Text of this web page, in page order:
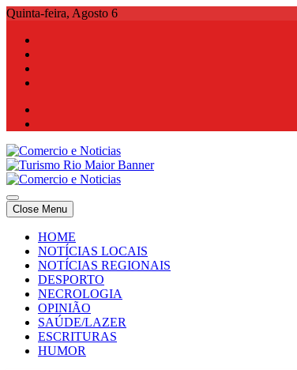
Skip
content
Quinta-feira, Agosto 6
Comercio e Noticias
Notícias e Publicidade Online
Comercio e Noticias
Notícias e Publicidade Online
Close Menu
HOME
NOTÍCIAS LOCAIS
NOTÍCIAS REGIONAIS
DESPORTO
NECROLOGIA
OPINIÃO
SAÚDE/LAZER
ESCRITURAS
HUMOR